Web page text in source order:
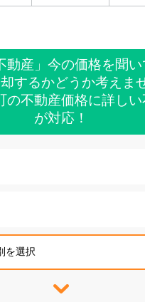
動産」今の価格を聞い
するかどうか考えま
の不動産価格に詳し
が対応！